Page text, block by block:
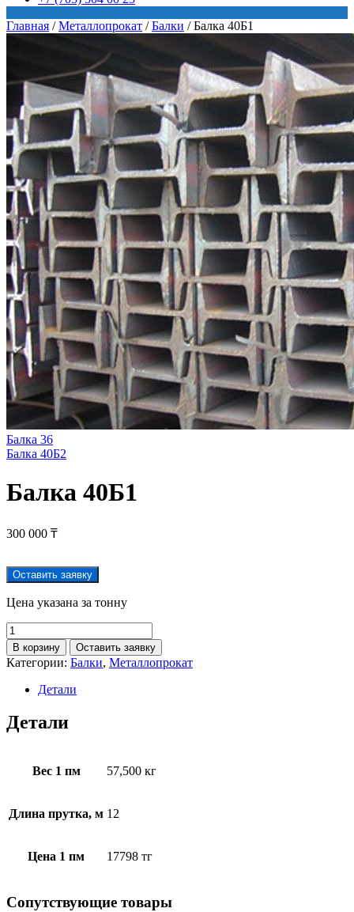
Главная / Металлопрокат / Балки /Балка 40Б1
Балка 36
Балка 40Б2
Балка 40Б1
300 000 ₸
Оставить заявку
Цена указана за тонну
В корзину Оставить заявку
Категории: Балки, Металлопрокат
Детали
Детали
Вес 1 пм 57,500 кг
Длина прутка, м 12
Цена 1 пм 17798 тг
Cопутствующие товары